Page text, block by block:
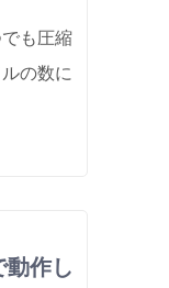
も圧縮
の数に
動作し